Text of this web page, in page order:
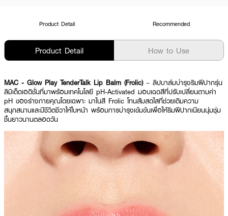
Product Detail Recommended
Product Detail How to Use
MAC - Glow Play TenderTalk Lip Balm (Frolic) – ลิปบาล์มบำรุงริมฝีปากรุ่น
ลิมิเต็ดเอดิชั่นที่มาพร้อมเทคโนโลยี pH-Activated มอบเฉดสีที่ปรับเปลี่ยนตามค่า
pH ของร่างกายคุณโดยเฉพาะ มาในสี Frolic โทนส้มสดใสที่ช่วยเติมความ
สนุกสนานและมีชีวิตชีวาให้ใบหน้า พร้อมการบำรุงเข้มข้นเพื่อให้ริมฝีปากเนียนนุ่มชุ่ม
ชื้นยาวนานตลอดวัน